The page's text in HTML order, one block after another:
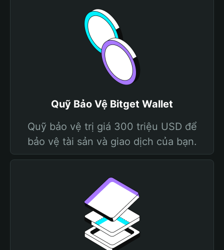
Quỹ Bảo Vệ Bitget Wallet
Quỹ bảo vệ trị giá 300 triệu USD để
bảo vệ tài sản và giao dịch của bạn.